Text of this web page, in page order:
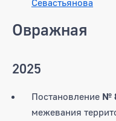
Овражная
2025
Постановление №
межевания